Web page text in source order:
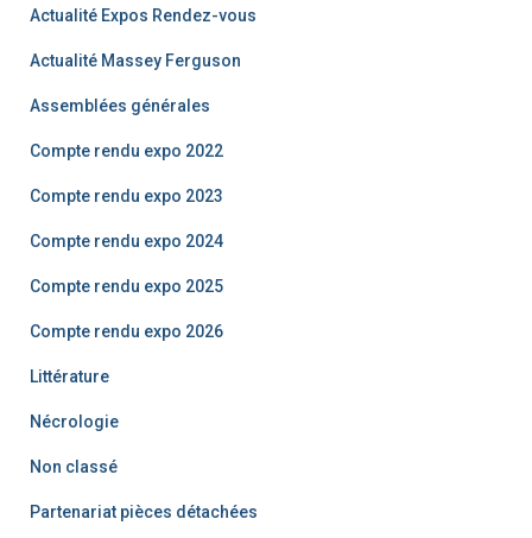
Actualité Expos Rendez-vous
Actualité Massey Ferguson
Assemblées générales
Compte rendu expo 2022
Compte rendu expo 2023
Compte rendu expo 2024
Compte rendu expo 2025
Compte rendu expo 2026
Littérature
Nécrologie
Non classé
Partenariat pièces détachées